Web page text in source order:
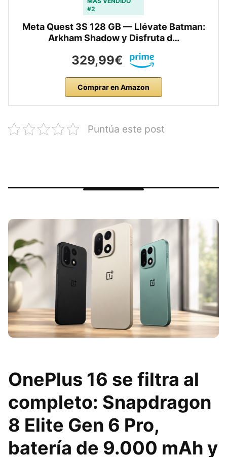
#2
Meta Quest 3S 128 GB — Llévate Batman:
Arkham Shadow y Disfruta d…
329,99€
Comprar en Amazon
Puntúa este post
OnePlus 16 se filtra al
completo: Snapdragon
8 Elite Gen 6 Pro,
batería de 9.000 mAh y